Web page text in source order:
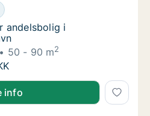
andelsbolig i Storkøbenhavn
andelsbolig i Storkøbenhavn
andelsbolig i
50 - 90 m2
andelsbolig i Storkøbenhavn
i Storkøbenhavn
info